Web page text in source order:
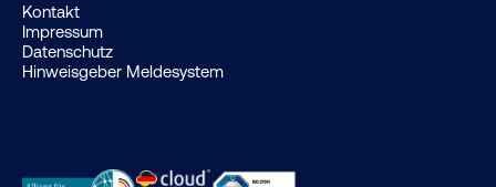
Kontakt
Impressum
Datenschutz
Hinweisgeber Meldesystem